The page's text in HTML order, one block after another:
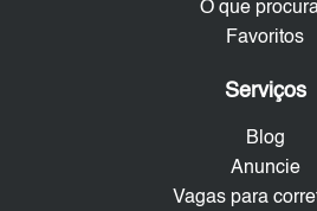
O que
Favoritos
Serviços
Blog
Anuncie
Vagas para